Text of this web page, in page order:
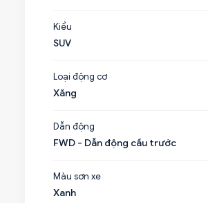
Kiểu
SUV
Loại động cơ
Xăng
Dẫn động
FWD - Dẫn động cầu trước
Màu sơn xe
Xanh